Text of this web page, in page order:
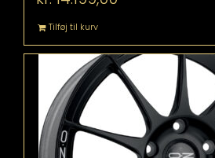
Tilføj til kurv